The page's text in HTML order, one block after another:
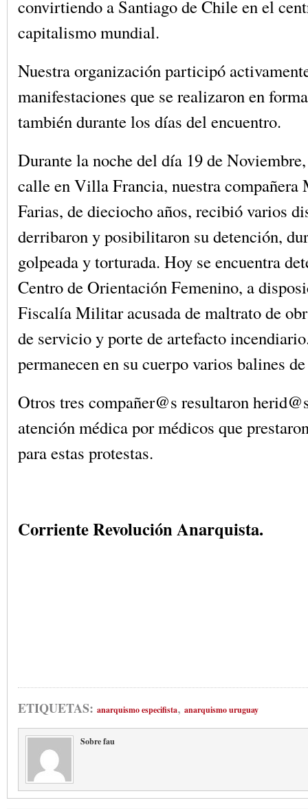
convirtiendo a Santiago de Chile en el
capitalismo mundial.
Nuestra organización participó
manifestaciones que se realizaron en
también durante los días del encuentro.
Durante la noche del día 19 de
calle en Villa Francia, nuestra compañera
Farias, de dieciocho años, recibió varios
derribaron y posibilitaron su detención,
golpeada y torturada. Hoy se encuentra
Centro de Orientación Femenino, a
Fiscalía Militar acusada de maltrato de
de servicio y porte de artefacto
permanecen en su cuerpo varios balines
Otros tres compañer@s resultaron
atención médica por médicos que
para estas protestas.
Corriente Revolución Anarquista.
ETIQUETAS: anarquismo especifista, anarquismo uruguay
Sobre fau